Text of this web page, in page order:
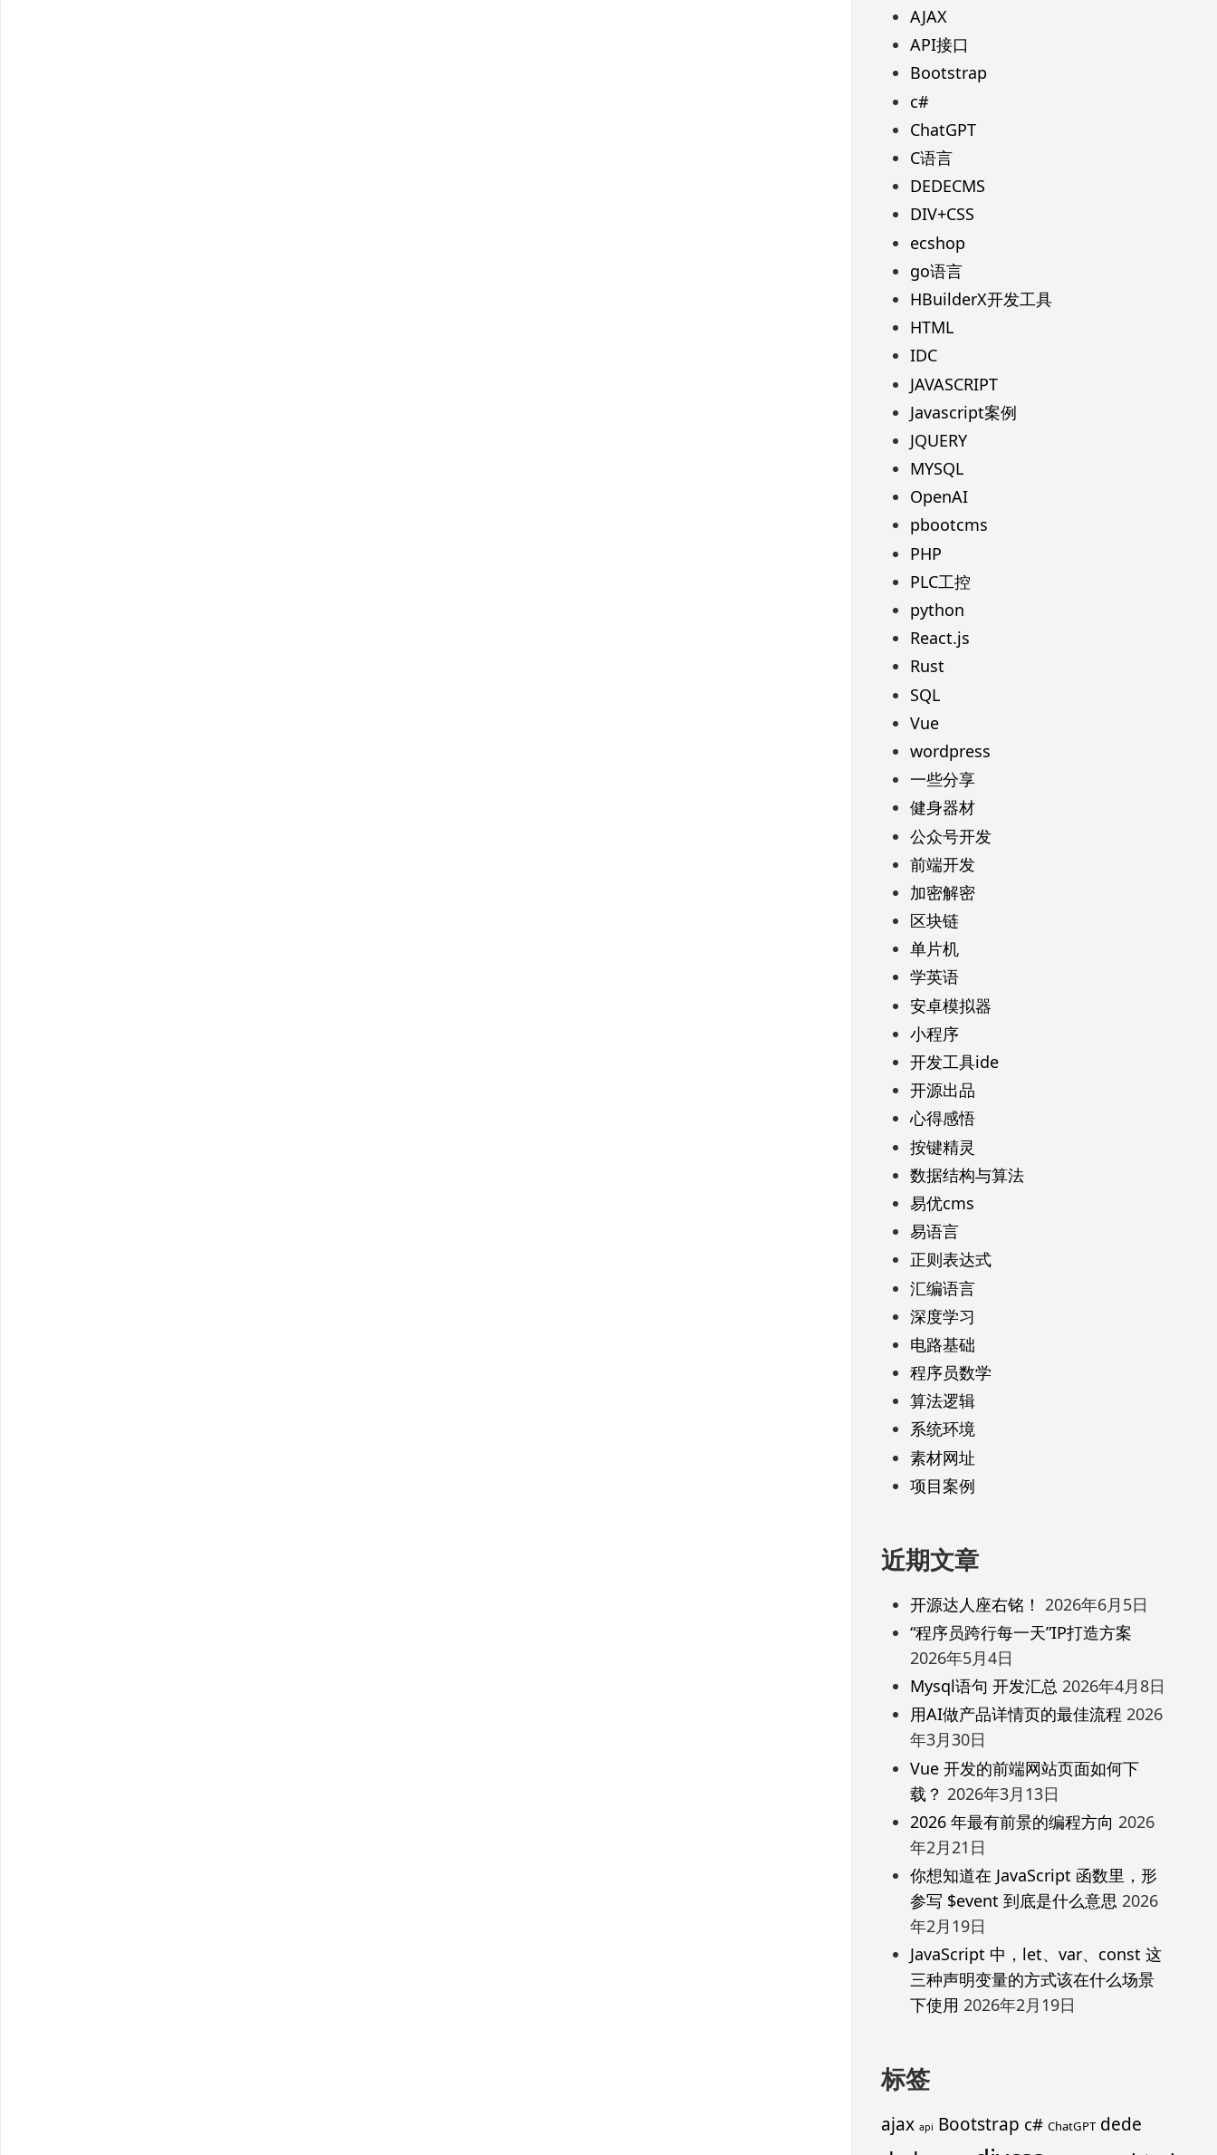
AJAX
API接口
Bootstrap
c#
ChatGPT
C语言
DEDECMS
DIV+CSS
ecshop
go语言
HBuilderX开发工具
HTML
IDC
JAVASCRIPT
Javascript案例
JQUERY
MYSQL
OpenAI
pbootcms
PHP
PLC工控
python
React.js
Rust
SQL
Vue
wordpress
一些分享
健身器材
公众号开发
前端开发
加密解密
区块链
单片机
学英语
安卓模拟器
小程序
开发工具ide
开源出品
心得感悟
按键精灵
数据结构与算法
易优cms
易语言
正则表达式
汇编语言
深度学习
电路基础
程序员数学
算法逻辑
系统环境
素材网址
项目案例
近期文章
开源达人座右铭！ 2026年6月5日
“程序员跨行每一天”IP打造方案
2026年5月4日
Mysql语句 开发汇总 2026年4月8日
用AI做产品详情页的最佳流程 2026
年3月30日
Vue 开发的前端网站页面如何下
载？ 2026年3月13日
2026 年最有前景的编程方向 2026
年2月21日
你想知道在 JavaScript 函数里，形
参写 $event 到底是什么意思 2026
年2月19日
JavaScript 中，let、var、const 这
三种声明变量的方式该在什么场景
下使用 2026年2月19日
标签
ajax api Bootstrap c# ChatGPT dede